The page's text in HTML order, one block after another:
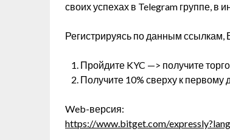
своих успехах в Telegram группе, в
Регистрируясь по данным
Пройдите KYC —> получите
Получите 10% сверху к первому
Web-версия:
https://www.bitget.com/